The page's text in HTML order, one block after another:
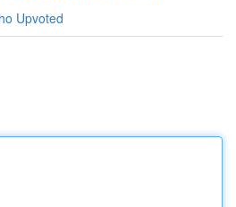
Upvoted